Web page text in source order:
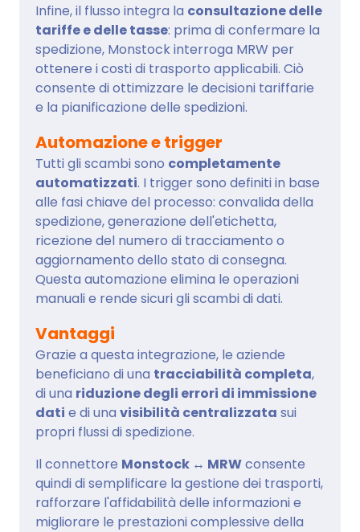
Infine, il flusso integra la consultazione delle
tariffe e delle tasse: prima di confermare la
spedizione, Monstock interroga MRW per
ottenere i costi di trasporto applicabili. Ciò
consente di ottimizzare le decisioni tariffarie
e la pianificazione delle spedizioni.
Automazione e trigger
Tutti gli scambi sono completamente
automatizzati. I trigger sono definiti in base
alle fasi chiave del processo: convalida della
spedizione, generazione dell'etichetta,
ricezione del numero di tracciamento o
aggiornamento dello stato di consegna.
Questa automazione elimina le operazioni
manuali e rende sicuri gli scambi di dati.
Vantaggi
Grazie a questa integrazione, le aziende
beneficiano di una tracciabilità completa,
di una riduzione degli errori di immissione
dati e di una visibilità centralizzata sui
propri flussi di spedizione.
Il connettore Monstock ↔ MRWconsente
quindi di semplificare la gestione dei trasporti,
rafforzare l'affidabilità delle informazioni e
migliorare le prestazioni complessive della